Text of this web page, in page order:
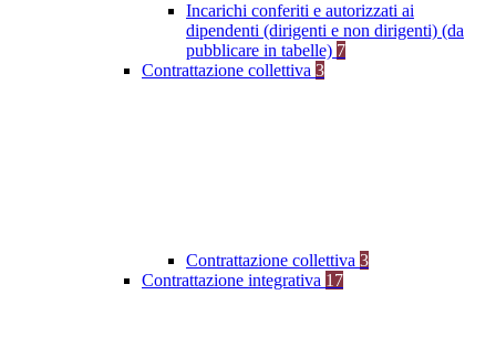
Incarichi conferiti e autorizzati ai
dipendenti (dirigenti e non dirigenti) (da
pubblicare in tabelle) 7
Contrattazione collettiva 3
Contrattazione collettiva 3
Contrattazione integrativa 17